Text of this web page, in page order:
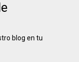
blog en tu